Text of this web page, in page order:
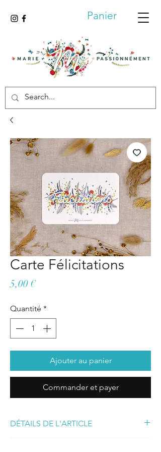
Panier
Carte Félicitations
5,00 €Prix
Quantité *
Ajouter au panier
Commander et payer
DÉTAILS DE L'ARTICLE